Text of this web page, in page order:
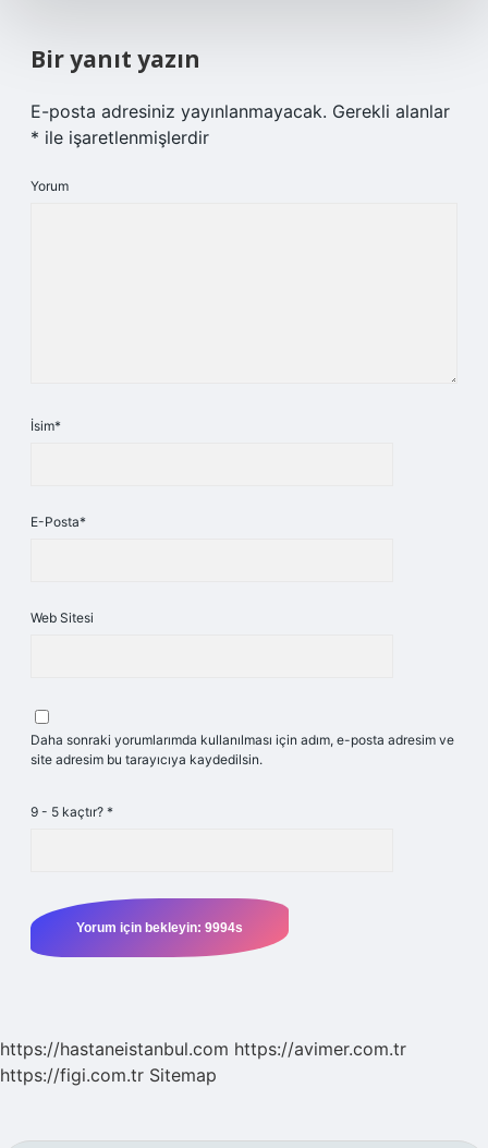
Bir yanıt yazın
E-posta adresiniz yayınlanmayacak. Gerekli alanlar
* ile işaretlenmişlerdir
Yorum
İsim*
E-Posta*
Web Sitesi
Daha sonraki yorumlarımda kullanılması için adım, e-posta adresim ve
site adresim bu tarayıcıya kaydedilsin.
9 - 5 kaçtır? *
https://hastaneistanbul.com https://avimer.com.tr
https://figi.com.tr Sitemap